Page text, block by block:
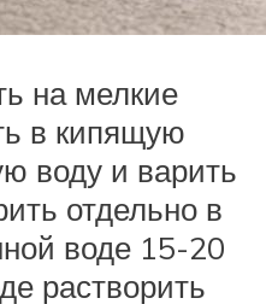
на мелкие
в кипящую
воду и варить
отдельно в
воде 15-20
растворить